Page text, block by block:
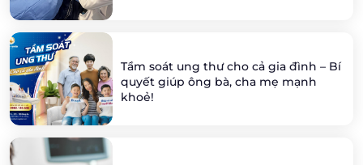
Tầm soát ung thư cho cả gia đình – Bí
quyết giúp ông bà, cha mẹ mạnh
khoẻ!